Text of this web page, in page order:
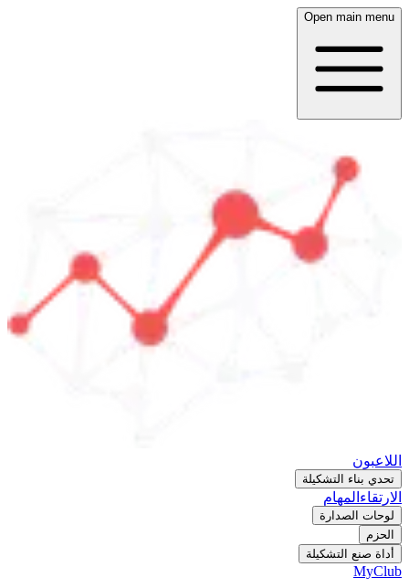
Open main menu
اللاعبون
تحدي بناء التشكيلة
الارتقاء المهام
لوحات الصدارة
الحزم
أداة صنع التشكيلة
MyClub